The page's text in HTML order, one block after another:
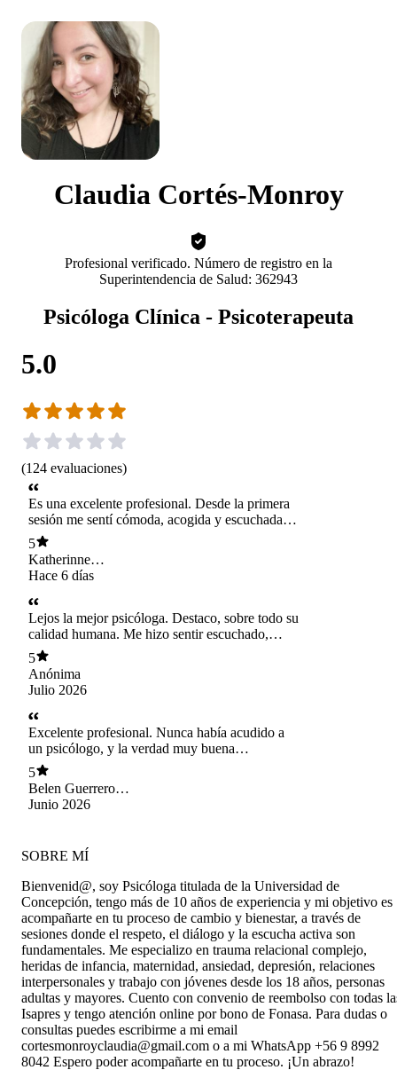
Claudia Cortés-Monroy
Profesional verificado. Número de registro en la
Superintendencia de Salud: 362943
Psicóloga Clínica - Psicoterapeuta
5.0
(124 evaluaciones)
Es una excelente profesional. Desde la primera
sesión me sentí cómoda, acogida y escuchada.
Solo agradecer su vocación en cada una de sus
atenciones, terminé mi terapia totalmente
satisfecha y feliz de haber logrado mis objetivos
con su compañía y guía.
5
Katherinne
Troncoso Retamal
Hace 6 días
Lejos la mejor psicóloga. Destaco, sobre todo su
calidad humana. Me hizo sentir escuchado,
comprendido y acompañado en un momento
muy difícil de mi vida, cuando sentía que no
había salida. Su empatía y profesionalismo
marcaron una gran diferencia. La recomiendo al
100%.
5
Anónima
Julio 2026
Excelente profesional. Nunca había acudido a
un psicólogo, y la verdad muy buena
experiencia, me sentí en confianza, escuchada y
lo mejor es que me guío para seguir continuando
este camino. Sin duda seguiré con las sesiones.
5
Belen Guerrero
Herrera
Junio 2026
SOBRE MÍ
Bienvenid@, soy Psicóloga titulada de la Universidad de
Concepción, tengo más de 10 años de experiencia y mi objetivo es
acompañarte en tu proceso de cambio y bienestar, a través de
sesiones donde el respeto, el diálogo y la escucha activa son
fundamentales. Me especializo en trauma relacional complejo,
heridas de infancia, maternidad, ansiedad, depresión, relaciones
interpersonales y trabajo con jóvenes desde los 18 años, personas
adultas y mayores. Cuento con convenio de reembolso con todas
Isapres y tengo atención online por bono de Fonasa. Para dudas o
consultas puedes escribirme a mi email
cortesmonroyclaudia@gmail.com o a mi WhatsApp +56 9 8992
8042 Espero poder acompañarte en tu proceso. ¡Un abrazo!